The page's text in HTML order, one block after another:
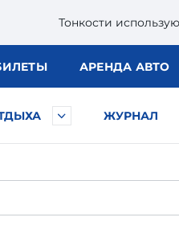
Тонкости
АРЕНДА АВТО
ЖУРНАЛ